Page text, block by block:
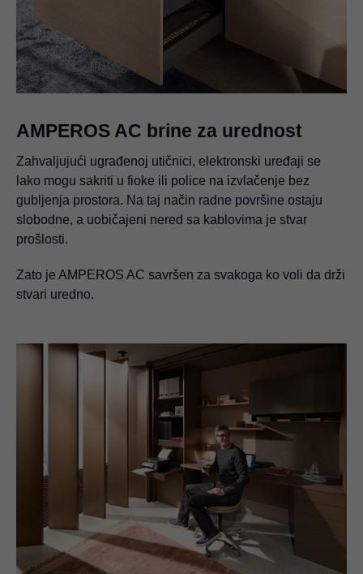
AMPEROS AC brine za urednost
Zahvaljujući ugrađenoj utičnici, elektronski uređaji se
lako mogu sakriti u fioke ili police na izvlačenje bez
gubljenja prostora. Na taj način radne površine ostaju
slobodne, a uobičajeni nered sa kablovima je stvar
prošlosti.
Zato je AMPEROS AC savršen za svakoga ko voli da drži
stvari uredno.